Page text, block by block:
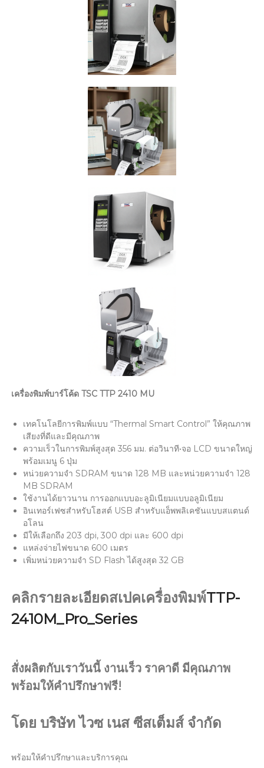
เครื่องพิมพ์บาร์โค้ด TSC TTP 2410 MU
เทคโนโลยีการพิมพ์แบบ “Thermal Smart Control” ให้คุณภาพ
เสียงที่ดีและมีคุณภาพ
ความเร็วในการพิมพ์สูงสุด 356 มม. ต่อวินาที•จอ LCD ขนาดใหญ่
พร้อมเมนู 6 ปุ่ม
หน่วยความจำ SDRAM ขนาด 128 MB และหน่วยความจำ 128
MB SDRAM
ใช้งานได้ยาวนาน การออกแบบอะลูมิเนียมแบบอลูมิเนียม
อินเทอร์เฟซสำหรับโฮสต์ USB สำหรับแอ็พพลิเคชันแบบสแตนด์
อโลน
มีให้เลือกถึง 203 dpi, 300 dpi และ 600 dpi
แหล่งจ่ายไฟขนาด 600 เมตร
เพิ่มหน่วยความจำ SD Flash ได้สูงสุด 32 GB
คลิกรายละเอียดสเปคเครื่องพิมพ์TTP-
2410M_Pro_Series
สั่งผลิตกับเราวันนี้ งานเร็ว ราคาดี มีคุณภาพ
พร้อมให้คำปรึกษาฟรี!
โดย บริษัท ไวซ เนส ซีสเต็มส์ จำกัด
พร้อมให้คำปรึกษาและบริการคุณ